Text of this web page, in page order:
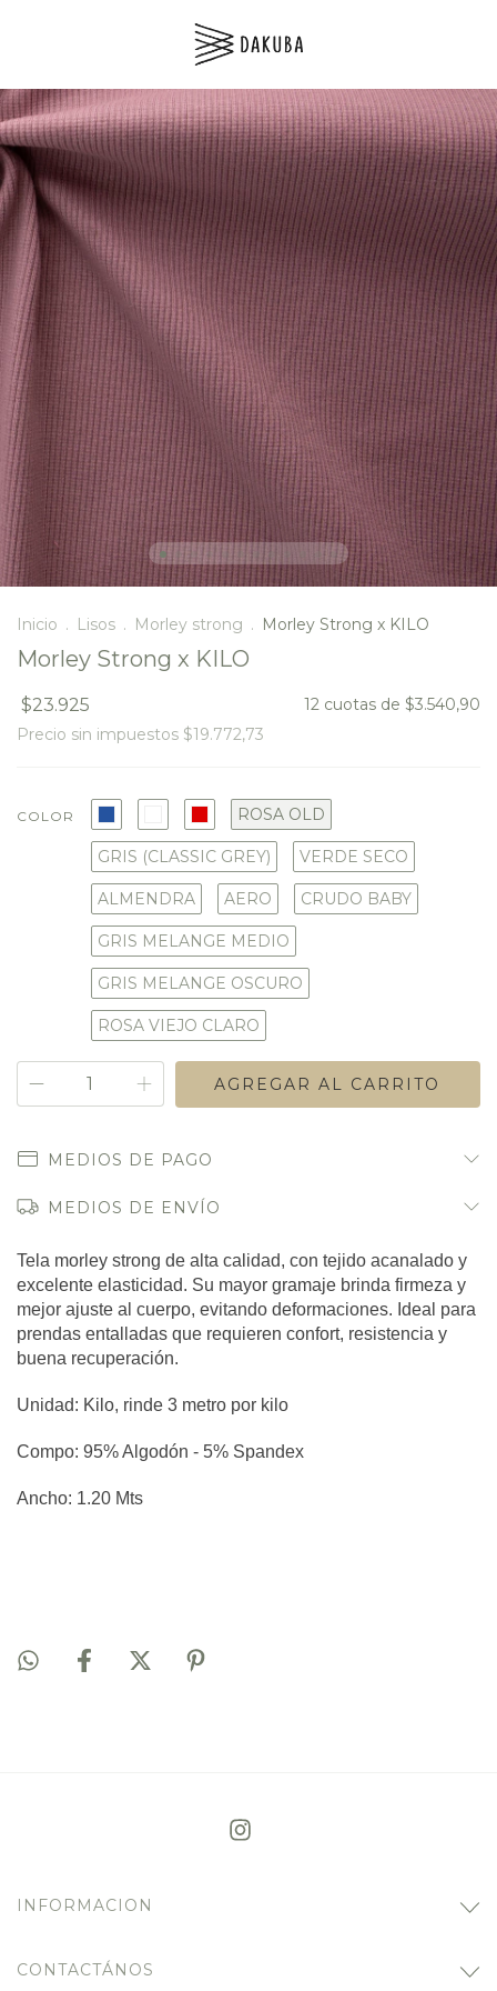
Inicio . Lisos . Morley strong . Morley Strong x KILO
Morley Strong x KILO
$23.925 12 cuotas de $3.540,90
Precio sin impuestos $19.772,73
COLOR ROSA OLD
GRIS (CLASSIC GREY) VERDE SECO
ALMENDRA AERO CRUDO BABY
GRIS MELANGE MEDIO
GRIS MELANGE OSCURO
ROSA VIEJO CLARO
MEDIOS DE PAGO
MEDIOS DE ENVÍO
Tela morley strong de alta calidad, con tejido acanalado y
excelente elasticidad. Su mayor gramaje brinda firmeza y
mejor ajuste al cuerpo, evitando deformaciones. Ideal para
prendas entalladas que requieren confort, resistencia y
buena recuperación.
Unidad: Kilo, rinde 3 metro por kilo
Compo: 95% Algodón - 5% Spandex
Ancho: 1.20 Mts
INFORMACION
CONTACTÁNOS